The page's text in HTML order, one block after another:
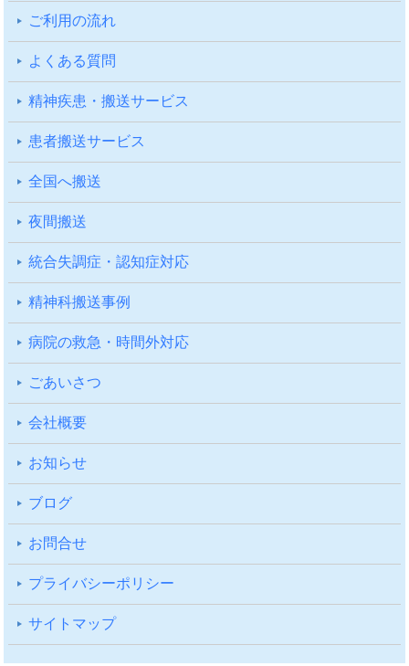
ご利⽤の流れ
よくある質問
精神疾患・搬送サービス
患者搬送サービス
全国へ搬送
夜間搬送
統合失調症・認知症対応
精神科搬送事例
病院の救急・時間外対応
ごあいさつ
会社概要
お知らせ
ブログ
お問合せ
プライバシーポリシー
サイトマップ